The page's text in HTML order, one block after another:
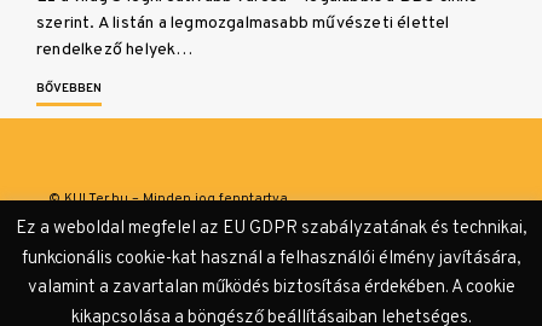
szerint. A listán a legmozgalmasabb művészeti élettel
rendelkező helyek…
BŐVEBBEN
© KULTer.hu – Minden jog fenntartva
Adatvédelmi tájékoztató
Ez a weboldal megfelel az EU GDPR szabályzatának és technikai,
funkcionális cookie-kat használ a felhasználói élmény javítására,
valamint a zavartalan működés biztosítása érdekében. A cookie
kikapcsolása a böngésző beállításaiban lehetséges.